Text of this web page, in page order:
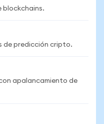
blockchains.
de predicción cripto.
apalancamiento de